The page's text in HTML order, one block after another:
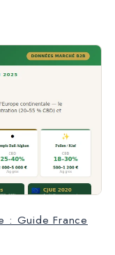
: Guide France